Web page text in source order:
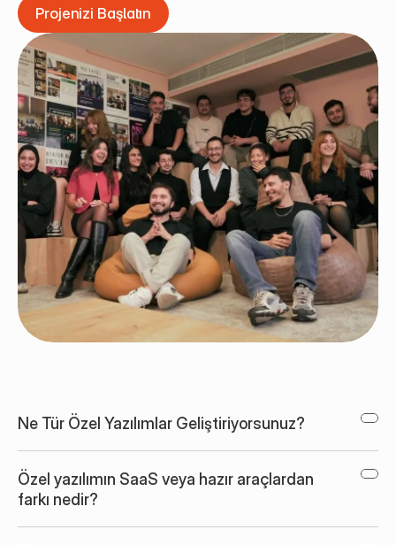
Projenizi Başlatın
Projenizi Başlatın
Ne Tür Özel Yazılımlar Geliştiriyorsunuz?
Özel yazılımın SaaS veya hazır araçlardan
farkı nedir?